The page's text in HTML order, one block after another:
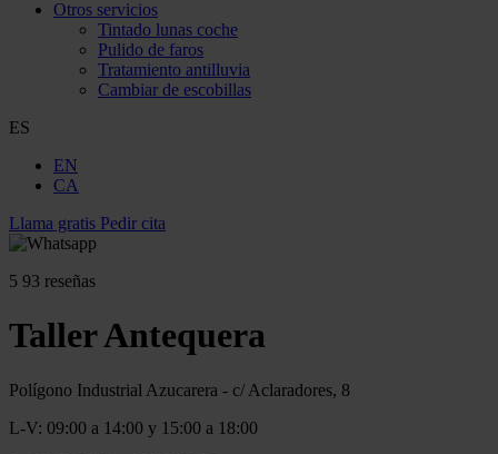
Otros servicios
Tintado lunas coche
Pulido de faros
Tratamiento antilluvia
Cambiar de escobillas
ES
EN
CA
Llama gratis Pedir cita
5 93 reseñas
Taller Antequera
Polígono Industrial Azucarera - c/ Aclaradores, 8
L-V: 09:00 a 14:00 y 15:00 a 18:00